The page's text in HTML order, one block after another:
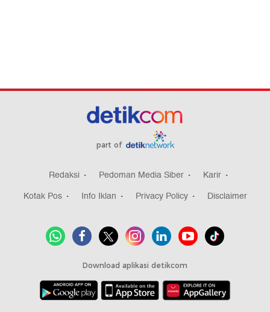
part of
Redaksi Pedoman Media Siber
Karir
Kotak Pos
Info Iklan Privacy Policy Disclaimer
Download aplikasi detikcom